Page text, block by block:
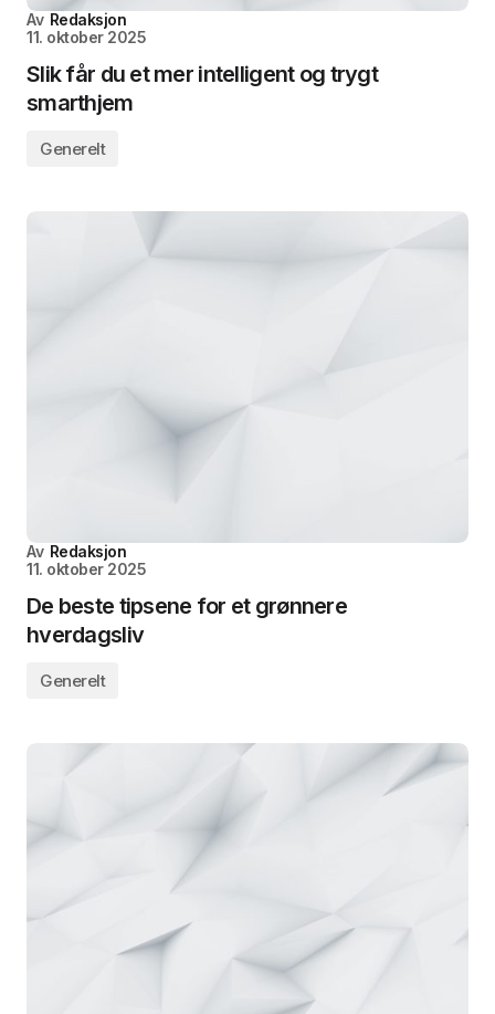
Av Redaksjon
11. oktober 2025
Slik får du et mer intelligent og trygt
smarthjem
Generelt
Av Redaksjon
11. oktober 2025
De beste tipsene for et grønnere
hverdagsliv
Generelt